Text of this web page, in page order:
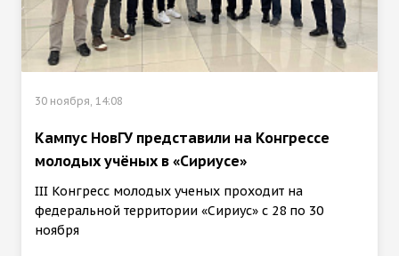
30 ноября, 14:08
Кампус НовГУ представили на Конгрессе
молодых учёных в «Сириусе»
III Конгресс молодых ученых проходит на
федеральной территории «Сириус» с 28 по 30
ноября